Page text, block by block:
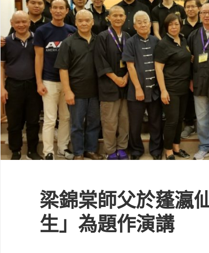
梁錦棠師父於蓬瀛
生」為題作演講